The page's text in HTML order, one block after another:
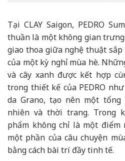
Tại CLAY Saigon, PEDRO
thuần là một không gian
giao thoa giữa nghệ thuật
của một kỳ nghỉ mùa hè.
và cây xanh được kết hợp
trong thiết kế của PEDRO
da Grano, tạo nên một
nhiên và thời trang. Trong
phẩm không chỉ là một
một phần của câu chuyện
bằng cách bài trí đầy tinh tế.